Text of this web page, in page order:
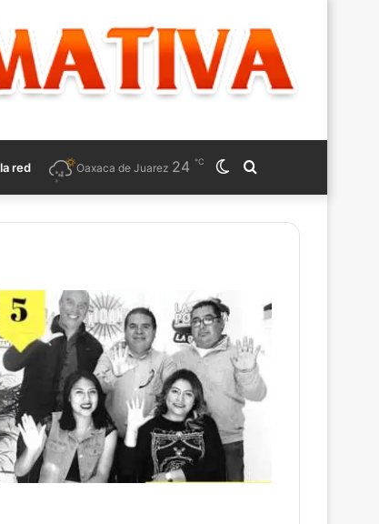
red Search
for
Switch
skin
Oaxaca de Juarez 24 ℃